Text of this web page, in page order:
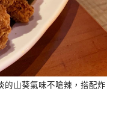
的山葵氣味不嗆辣，搭配炸